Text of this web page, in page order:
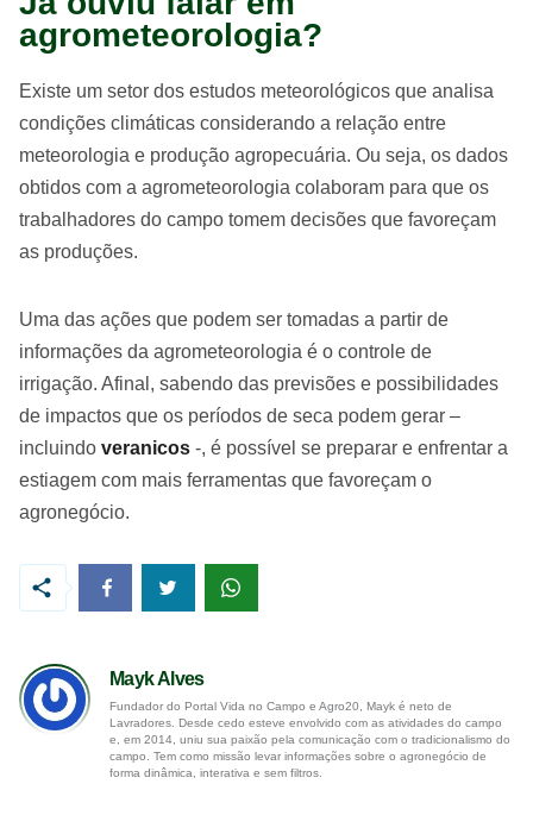
agrometeorologia?
Existe um setor dos estudos meteorológicos que analisa
condições climáticas considerando a relação entre
meteorologia e produção agropecuária. Ou seja, os dados
obtidos com a agrometeorologia colaboram para que os
trabalhadores do campo tomem decisões que favoreçam
as produções.
Uma das ações que podem ser tomadas a partir de
informações da agrometeorologia é o controle de
irrigação. Afinal, sabendo das previsões e possibilidades
de impactos que os períodos de seca podem gerar –
incluindo veranicos -, é possível se preparar e enfrentar a
estiagem com mais ferramentas que favoreçam o
agronegócio.
Mayk Alves
Fundador do Portal Vida no Campo e Agro20, Mayk é neto de
Lavradores. Desde cedo esteve envolvido com as atividades do campo
e, em 2014, uniu sua paixão pela comunicação com o tradicionalismo do
campo. Tem como missão levar informações sobre o agronegócio de
forma dinâmica, interativa e sem filtros.